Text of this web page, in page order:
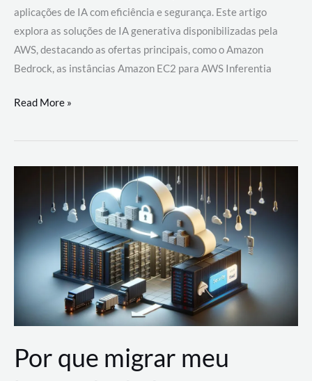
aplicações de IA com eficiência e segurança. Este artigo
explora as soluções de IA generativa disponibilizadas pela
AWS, destacando as ofertas principais, como o Amazon
Bedrock, as instâncias Amazon EC2 para AWS Inferentia
Utilizando
Soluções
AWS
Read More »
Por que migrar meu